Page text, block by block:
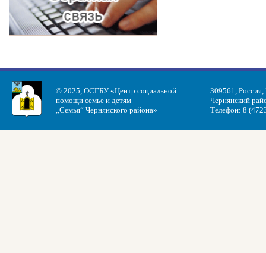
© 2025, ОСГБУ «Центр социальной
помощи семье и детям
„Семья“ Чернянского района»
309561, Россия,
Чернянский
Телефон: 8